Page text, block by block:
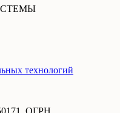
технологий